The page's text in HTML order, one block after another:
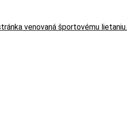
venovaná športovému lietaniu.